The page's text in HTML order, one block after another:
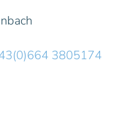
3805174